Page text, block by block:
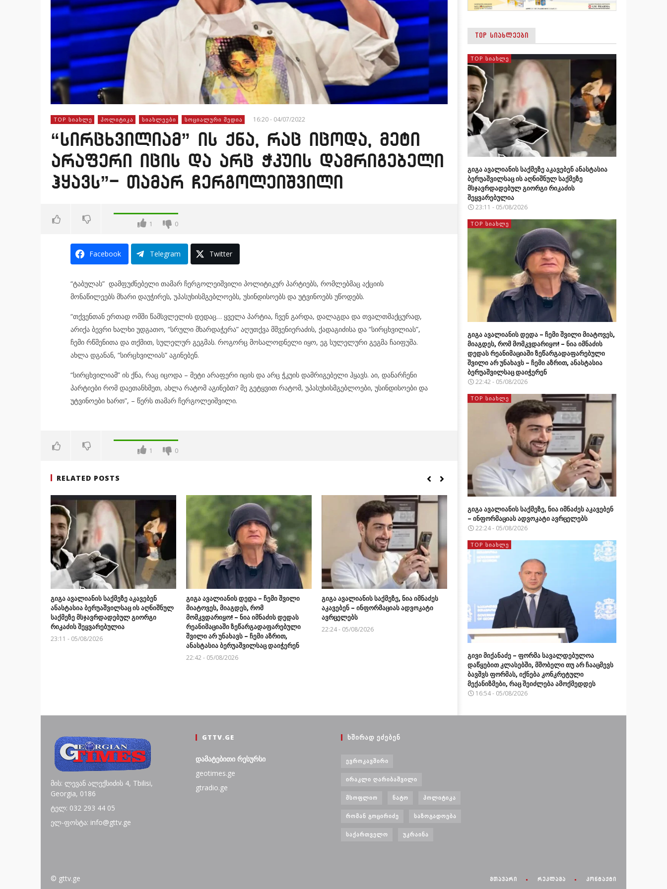
TOP ᲡᲘᲐᲮᲚᲔ ᲞᲝᲚᲘᲢᲘᲙᲐ ᲡᲘᲐᲮᲚᲔᲔᲑᲘ ᲡᲝᲪᲘᲐᲚᲣᲠᲘ ᲛᲔᲓᲘᲐ 16:20 - 04/07/2022
“სირცხვილიამ” ის ქნა, რაც იცოდა, მეტი
არაფერი იცის და არც ჭკუის დამრიგებელი
ჰყავს”- თამარ ჩერგოლეიშვილი
1 0
Facebook Telegram Twitter
“ტაბულას” დამფუძნებელი თამარ ჩერგოლეიშვილი პოლიტიკურ პარტიებს, რომლებმაც აქციის
მონაწილეებს მხარი დაუჭირეს, უპასუხისმგებლოებს, უსინდისოებს და უტვინოებს უწოდებს.
“თქვენთან ერთად ომში წამსვლელის დედაც… ყველა პარტია, ჩვენ გარდა, დალაგდა და თვალთმაქცურად,
არიქა ბევრი ხალხი უდგათო, “სრული მხარდაჭერა” აღუთქვა მშვენიერაძის, ქადაგიძისა და “სირცხვილიას”,
ჩემი რწმენითა და თქმით, სულელურ გეგმას. როგორც მოსალოდნელი იყო, ეგ სულელური გეგმა ჩაიფუშა.
ახლა დგანან, “სირცხვილიას” აგინებენ.
“სირცხვილიამ” ის ქნა, რაც იცოდა – მეტი არაფერი იცის და არც ჭკუის დამრიგებელი ჰყავს. აი, დანარჩენი
პარტიები რომ დაეთანხმეთ, ახლა რატომ აგინებთ? მე გეტყვით რატომ, უპასუხისმგებლოები, უსინდისოები და
უტვინოები ხართ”, – წერს თამარ ჩერგოლეიშვილი.
1 0
RELATED POSTS
გიგა ავალიანის საქმეზე აკავებენ
ანასტასია ბერუაშვილსაც ის აღნიშნულ
საქმეზე მსჯავრდადებულ გიორგი
რიკაძის შეყვარებულია
23:11 - 05/08/2026
გიგა ავალიანის დედა – ჩემი შვილი
მიატოვეს, მიაგდეს, რომ
მომკვდარიყო! – ნია იმნაძის დედას
რეანიმაციაში ზეწარგადაფარებული
შვილი არ უნახავს – ჩემი აზრით,
ანასტასია ბერუაშვილსაც დაიჭერენ
22:42 - 05/08/2026
გიგა ავალიანის საქმეზე, ნია იმნაძეს
აკავებენ – ინფორმაციას ადვოკატი
ავრცელებს
22:24 - 05/08/2026
TOP ᲡᲘᲐᲮᲚᲔᲔᲑᲘ
TOP ᲡᲘᲐᲮᲚᲔ
გიგა ავალიანის საქმეზე აკავებენ ანასტასია
ბერუაშვილსაც ის აღნიშნულ საქმეზე
მსჯავრდადებულ გიორგი რიკაძის
შეყვარებულია
23:11 - 05/08/2026
TOP ᲡᲘᲐᲮᲚᲔ
გიგა ავალიანის დედა – ჩემი შვილი მიატოვეს,
მიაგდეს, რომ მომკვდარიყო! – ნია იმნაძის
დედას რეანიმაციაში ზეწარგადაფარებული
შვილი არ უნახავს – ჩემი აზრით, ანასტასია
ბერუაშვილსაც დაიჭერენ
22:42 - 05/08/2026
TOP ᲡᲘᲐᲮᲚᲔ
გიგა ავალიანის საქმეზე, ნია იმნაძეს აკავებენ
– ინფორმაციას ადვოკატი ავრცელებს
22:24 - 05/08/2026
TOP ᲡᲘᲐᲮᲚᲔ
გივი მიქანაძე – ფორმა სავალდებულოა
დაწყებით კლასებში, მშობელი თუ არ ჩააცმევს
ბავშვს ფორმას, იქნება კონკრეტული
მექანიზმები, რაც შეიძლება ამოქმედდეს
16:54 - 05/08/2026
მის: ლევან ალექსიძის 4, Tbilisi,
Georgia, 0186
ტელ: 032 293 44 05
ელ-ფოსტა: info@gttv.ge
GTTV.GE
დამატებითი რესურსი
geotimes.ge
gtradio.ge
ᲮᲨᲘᲠᲐᲓ ᲔᲫᲔᲑᲔᲜ
ᲔᲕᲠᲝᲙᲐᲕᲨᲘᲠᲘ
ᲘᲠᲐᲙᲚᲘ ᲦᲐᲠᲘᲑᲐᲨᲕᲘᲚᲘ
ᲛᲡᲝᲤᲚᲘᲝ ᲜᲐᲢᲝ ᲞᲝᲚᲘᲢᲘᲙᲐ
ᲠᲝᲛᲐᲜ ᲒᲝᲪᲘᲠᲘᲫᲔ ᲡᲐᲖᲝᲒᲐᲓᲝᲔᲑᲐ
ᲡᲐᲥᲐᲠᲗᲕᲔᲚᲝ ᲣᲙᲠᲐᲘᲜᲐ
© gttv.ge მთავარი რეკლამა კონტაქტი